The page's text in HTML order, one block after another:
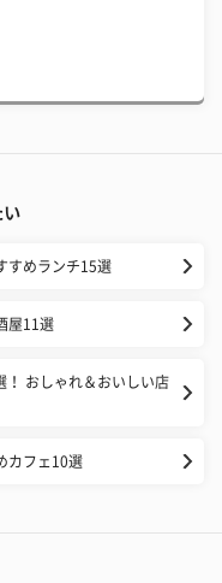
い
すめランチ15選
屋11選
！ おしゃれ＆おいしい店
カフェ10選